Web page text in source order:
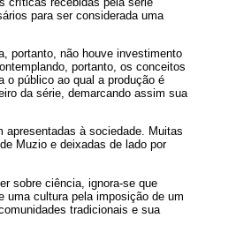
para ser considerada uma
portanto, não houve investimento
portanto, os conceitos
o público ao qual a produção é
da série, demarcando assim sua
apresentadas à sociedade. Muitas
Muzio e deixadas de lado por
sobre ciência, ignora-se que
uma cultura pela imposição de um
tradicionais e sua